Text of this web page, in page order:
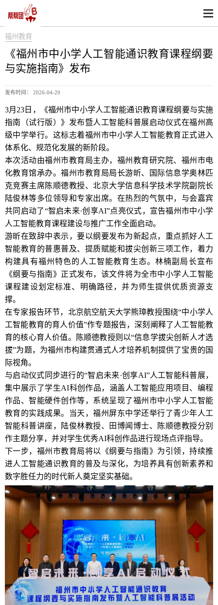
福州教育
《福州市中小学人工智能通识教育课程纲要
与实施指南》发布
发布时间： 2026-04-20
3月23日，《福州市中小学人工智能通识教育课程纲要与实施
指南（试行版）》发布暨人工智能科普展启动仪式在福州高
级中学举行。这标志着福州市中小学人工智能教育正式进入
体系化、规范化发展的新阶段。
本次活动由福州市教育局主办，福州教育研究院、福州市电
化教育馆承办。福州市教育局局长游昕、国际信息学奥林匹
克竞赛主席陈顺德教授、北京大学信息科学技术学院副院长
陆俊林等多位领导和专家出席。在热烈的气氛中，与会嘉宾
共同启动了“智启未来·创享AI”点亮仪式，宣告福州市中小学
人工智能教育课程建设与推广工作全面启动。
游昕在致辞中表示，要以纲要发布为新起点，重点抓好人工
智能教育的普惠普及、提质赋能和拔尖创新三项工作，着力
构建具有福州特色的人工智能教育生态。林楠副局长宣布
《纲要与指南》正式发布，该文件将为全市中小学人工智能
课程建设划定标准、明确路径，并为师生提供优质资源支
撑。
在专家报告环节，北京航空航天大学熊璋教授围绕“中小学人
工智能教育的育人价值”作专题报告，深刻阐释了人工智能教
育的核心育人价值。陈顺德教授则以“信息学拔尖创新人才选
拔”为题，为福州市构建贯通式人才培养机制提供了宝贵的国
际视角。
与启动仪式同步进行的“智启未来·创享AI”人工智能科普展，
集中展示了学生AI科创作品，涵盖人工智能应用项目、编程
作品、智能硬件创作等，系统呈现了福州市中小学人工智能
教育的实践成果。当天，福州屏东中学还举行了青少年人工
智能科普讲座，陆俊林教授、田博闻博士、陈顺德教授分别
作主题分享，并对学生优秀AI科创作品进行现场点评指导。
下一步，福州市教育局将以《纲要与指南》为引领，持续推
进人工智能通识教育的普及与深化，为培养具有创新素养和
数字胜任力的时代新人奠定坚实基础。